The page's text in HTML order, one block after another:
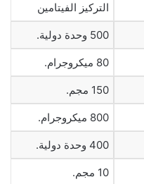
التركيز الفيتامين
500 وحدة دولية.
80 ميكروجرام.
150 مجم.
800 ميكروجرام.
400 وحدة دولية.
10 مجم.